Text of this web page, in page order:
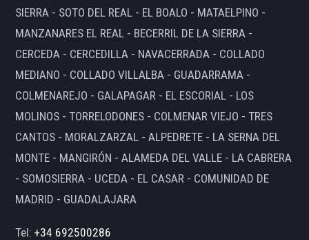
SIERRA - SOTO DEL REAL - EL BOALO - MATAELPINO -
MANZANARES EL REAL - BECERRIL DE LA SIERRA -
CERCEDA - CERCEDILLA - NAVACERRADA - COLLADO
MEDIANO - COLLADO VILLALBA - GUADARRAMA -
COLMENAREJO - GALAPAGAR - EL ESCORIAL - LOS
MOLINOS - TORRELODONES - COLMENAR VIEJO - TRES
CANTOS - MORALZARZAL - ALPEDRETE - LA SERNA DEL
MONTE - MANGIRÓN - ALAMEDA DEL VALLE - LA CABRERA
- SOMOSIERRA - UCEDA - EL CASAR - COMUNIDAD DE
MADRID - GUADALAJARA
Tel:+34 692500286